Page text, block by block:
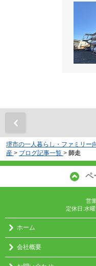
堺市の一人暮らし・ファミリ
産 > ブログ記事一覧 > 師走
ペ
営
定休日:水
ホーム
会社概要